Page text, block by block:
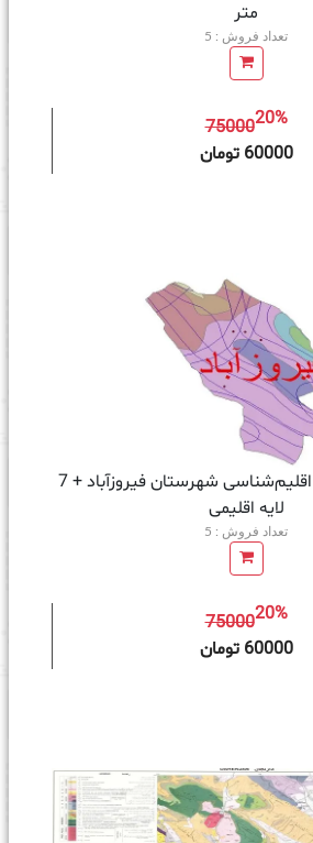
متر
تعداد فروش : 5
7500020%
60000 تومان
نقشه شیپ‌ فایل اقلیم‌شناسی شهرستان فیروزآباد + 7
لایه اقلیمی
تعداد فروش : 5
7500020%
60000 تومان